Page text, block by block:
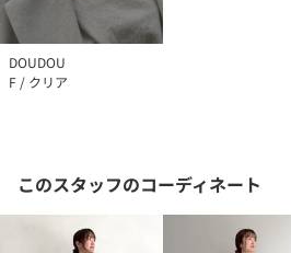
DOUDOU
F / クリア
このスタッフのコーディネート